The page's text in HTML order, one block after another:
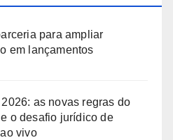
para ampliar
em lançamentos
as novas regras do
o desafio jurídico de
vivo